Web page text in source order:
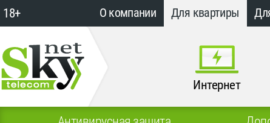
18+ О компании Для квартиры
Интернет